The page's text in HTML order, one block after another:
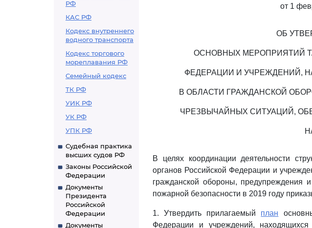
РФ
КАС РФ
Кодекс внутреннего
водного транспорта
Кодекс торгового
мореплавания РФ
Семейный кодекс
ТК РФ
УИК РФ
УК РФ
УПК РФ
Судебная практика
высших судов РФ
Законы Российской
Федерации
Документы
Президента
Российской
Федерации
Документы
от 1
ОБ
ОСНОВНЫХ МЕРОПРИЯТИЙ
ФЕДЕРАЦИИ И УЧРЕЖДЕНИЙ,
В ОБЛАСТИ ГРАЖДАНСКОЙ
ЧРЕЗВЫЧАЙНЫХ СИТУАЦИЙ,
В целях координации деятельности
органов Российской Федерации и
гражданской обороны, предупреждения
пожарной безопасности в 2019 году
1. Утвердить прилагаемый план
Федерации и учреждений,